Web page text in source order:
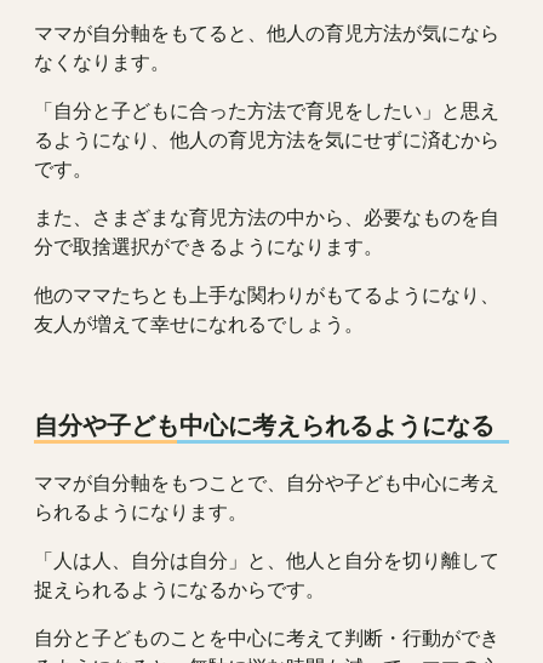
ママが自分軸をもてると、他人の育児方法が気になら
なくなります。
「自分と子どもに合った方法で育児をしたい」と思え
るようになり、他人の育児方法を気にせずに済むから
です。
また、さまざまな育児方法の中から、必要なものを自
分で取捨選択ができるようになります。
他のママたちとも上手な関わりがもてるようになり、
友人が増えて幸せになれるでしょう。
自分や子ども中心に考えられるようになる
ママが自分軸をもつことで、自分や子ども中心に考え
られるようになります。
「人は人、自分は自分」と、他人と自分を切り離して
捉えられるようになるからです。
自分と子どものことを中心に考えて判断・行動ができ